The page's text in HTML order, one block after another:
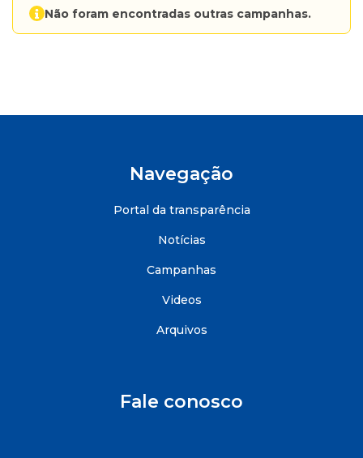
Não foram encontradas outras campanhas.
Navegação
Portal da transparência
Notícias
Campanhas
Videos
Arquivos
Fale conosco